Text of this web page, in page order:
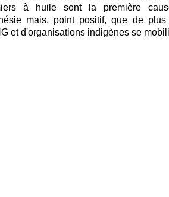
à huile sont la première
mais, point positif, que de
et d'organisations indigènes se